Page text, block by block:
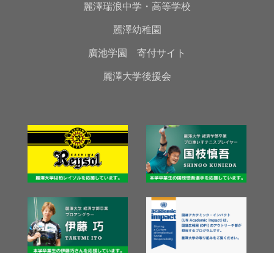
麗澤瑞浪中学・高等学校
麗澤幼稚園
廣池学園 寄付サイト
麗澤大学後援会